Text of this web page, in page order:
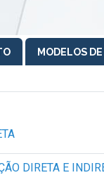
MODELOS
DIRETA E